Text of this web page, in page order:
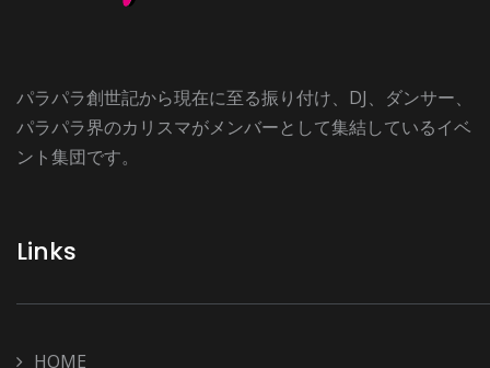
パラパラ創世記から現在に至る振り付け、DJ、ダンサー、
パラパラ界のカリスマがメンバーとして集結しているイベ
ント集団です。
Links
HOME